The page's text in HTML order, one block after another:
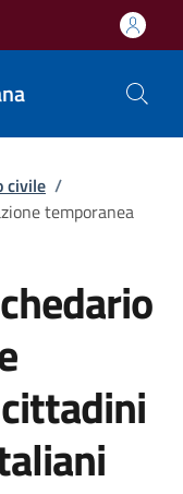
civile /
temporanea